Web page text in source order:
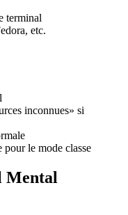
terminal
etc.
inconnues» si
le mode classe
Mental